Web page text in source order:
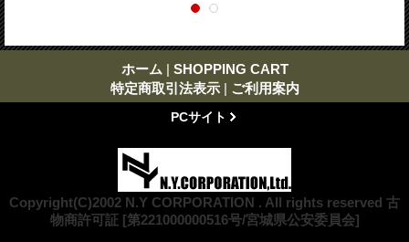
ホーム | SHOPPING CART
特定商取引法表示 | ご利用案内
PCサイト
Copyright(C)2002 N.Y CORPORATION . All rights reserved 古
物商許可証 [第221000000516号/宮城県公安委員会]